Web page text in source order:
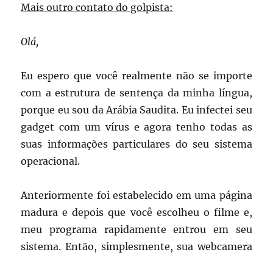
Mais outro contato do golpista:
Olá,
Eu espero que você realmente não se importe
com a estrutura de sentença da minha língua,
porque eu sou da Arábia Saudita. Eu infectei seu
gadget com um vírus e agora tenho todas as
suas informações particulares do seu sistema
operacional.
Anteriormente foi estabelecido em uma página
madura e depois que você escolheu o filme e,
meu programa rapidamente entrou em seu
sistema. Então, simplesmente, sua webcamera